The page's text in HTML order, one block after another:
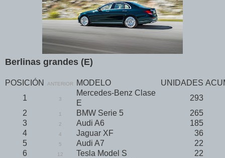
Berlinas grandes (E)
POSICIÓN ANTERIOR MODELO UNIDADES
1
3
Mercedes-Benz Clase
E
293
2
1 BMW Serie 5
265
3
2 Audi A6
185
4
4 Jaguar XF
36
5
5 Audi A7
22
6
12 Tesla Model S
22